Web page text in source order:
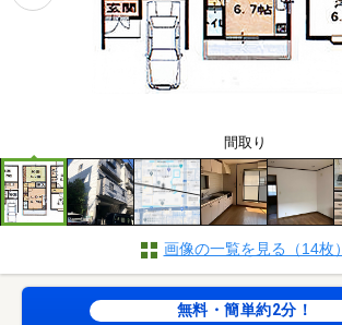
間取り
画像の一覧を見る（14枚）
無料・簡単約2分！